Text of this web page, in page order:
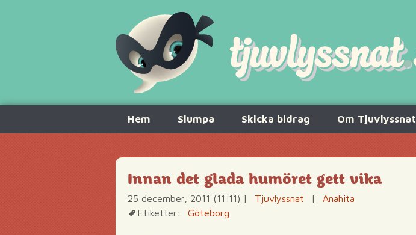
innehåll
Hem Slumpa Skicka bidrag Om Tjuvlyssnat
Innan det glada humöret gett vika
25 december, 2011 (11:11) | Tjuvlyssnat |
Anahita
Etiketter:
Göteborg